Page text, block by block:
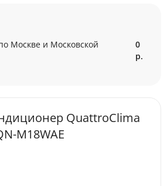
Москве и Московской
0
р.
QuattroClima
M18WAE